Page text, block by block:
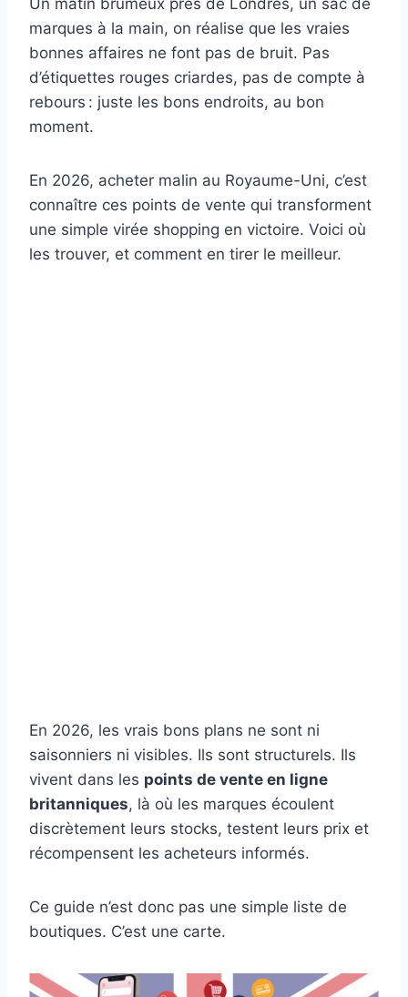
Un matin brumeux près de Londres, un sac de
marques à la main, on réalise que les vraies
bonnes affaires ne font pas de bruit. Pas
d’étiquettes rouges criardes, pas de compte à
rebours : juste les bons endroits, au bon
moment.
En 2026, acheter malin au Royaume-Uni, c’est
connaître ces points de vente qui transforment
une simple virée shopping en victoire. Voici où
les trouver, et comment en tirer le meilleur.
En 2026, les vrais bons plans ne sont ni
saisonniers ni visibles. Ils sont structurels. Ils
vivent dans les points de vente en ligne
britanniques, là où les marques écoulent
discrètement leurs stocks, testent leurs prix et
récompensent les acheteurs informés.
Ce guide n’est donc pas une simple liste de
boutiques. C’est une carte.